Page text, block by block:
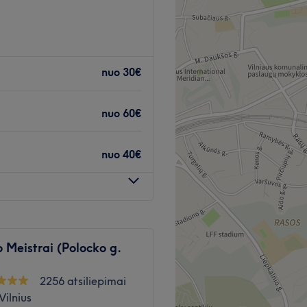
viešuoju
ir ne tik.
grupelėse.
nuo 30€
nuo 60€
nuo 40€
Meistrai (Polocko g.
2256 atsiliepimai